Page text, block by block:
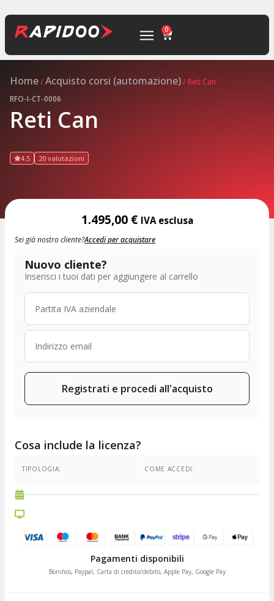
0
Home/Acquisto corsi (automazione)/ Reti Can
RFO-I-CT-0006
Reti Can
4.5 20 valutazioni
1.495,00 € IVA esclusa
Sei già nostro cliente?Accedi per acquistare
Nuovo cliente?
Inserisci i tuoi dati per aggiungere al carrello
Registrati e procedi all'acquisto
Cosa include la licenza?
TIPOLOGIA: COME ACCEDI:
Pagamenti disponibili
Bonifico, Paypal, Carta di credito/debito, Apple Pay, Google Pay